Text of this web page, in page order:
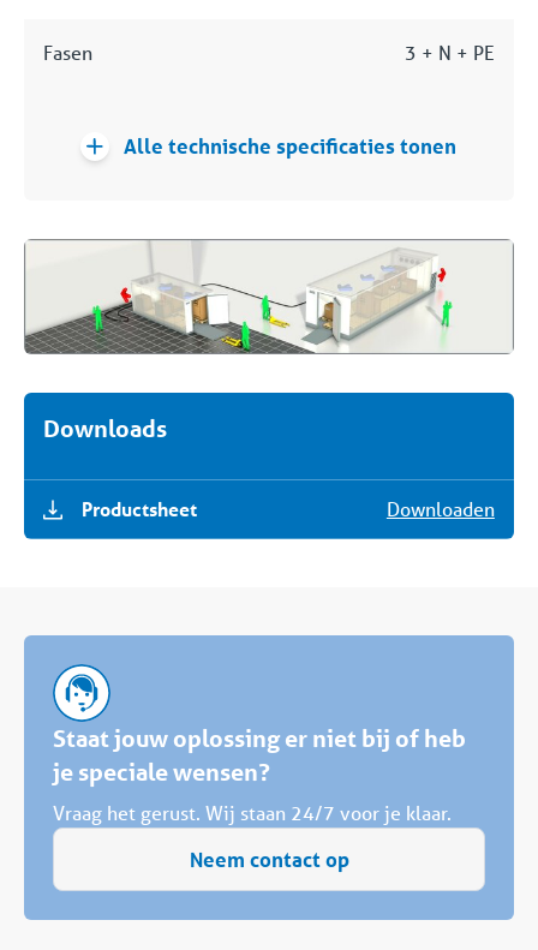
Downloads
Productsheet Downloaden
Fasen 3 + N + PE
Alle technische specificaties tonen
Staat jouw oplossing er niet bij of heb
je speciale wensen?
Vraag het gerust. Wij staan 24/7 voor je klaar.
Neem contact op